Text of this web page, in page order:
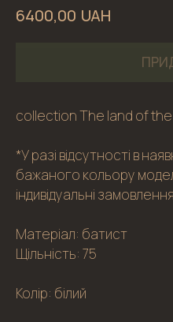
6400,00 UAH
collection The land of the
*У разі відсутності в
бажаного кольору
індивідуальні замовлення
Матеріал: батист
Щільність: 75
Колір: білий